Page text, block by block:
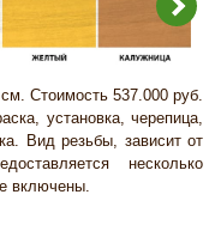
Стоимость 537.000 руб.
установка, черепица,
Вид резьбы, зависит от
несколько
включены.